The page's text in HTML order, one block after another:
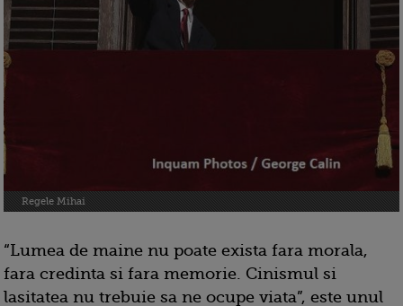
Regele Mihai
“Lumea de maine nu poate exista fara morala,
fara credinta si fara memorie. Cinismul si
lasitatea nu trebuie sa ne ocupe viata”, este unul